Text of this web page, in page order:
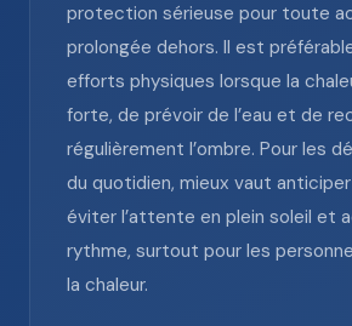
protection sérieuse pour toute
prolongée dehors. Il est
efforts physiques lorsque la
forte, de prévoir de l’eau et de
régulièrement l’ombre. Pour les
du quotidien, mieux vaut
éviter l’attente en plein soleil et
rythme, surtout pour les
la chaleur.